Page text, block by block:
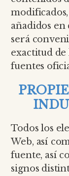
añadidos
será
exactitud de
fuentes
Todos los
Web, así
fuente, así
signos